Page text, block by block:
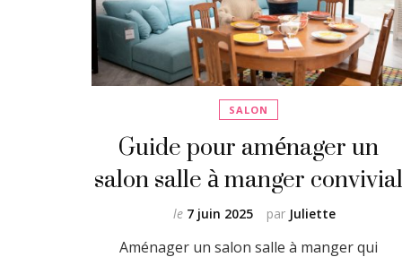
SALON
Guide pour aménager un
salon salle à manger convivial
par Juliette
le 7 juin 2025
Aménager un salon salle à manger qui